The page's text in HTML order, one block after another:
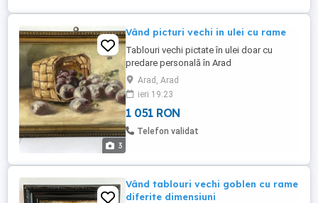
3
Vând picturi vechi in ulei cu rame
Tablouri vechi pictate în ulei doar cu
predare personală în Arad
Arad, Arad
ieri 19:23
1 051 RON
Telefon validat
Vând tablouri vechi goblen cu rame
diferite dimensiuni